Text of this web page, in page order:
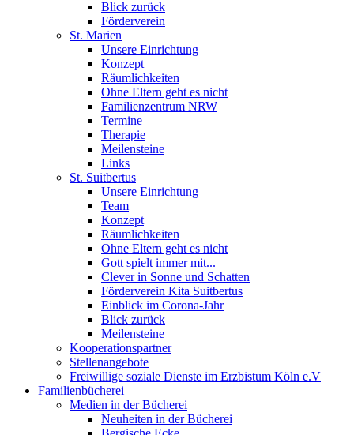
Blick zurück
Förderverein
St. Marien
Unsere Einrichtung
Konzept
Räumlichkeiten
Ohne Eltern geht es nicht
Familienzentrum NRW
Termine
Therapie
Meilensteine
Links
St. Suitbertus
Unsere Einrichtung
Team
Konzept
Räumlichkeiten
Ohne Eltern geht es nicht
Gott spielt immer mit...
Clever in Sonne und Schatten
Förderverein Kita Suitbertus
Einblick im Corona-Jahr
Blick zurück
Meilensteine
Kooperationspartner
Stellenangebote
Freiwillige soziale Dienste im Erzbistum Köln e.V
Familienbücherei
Medien in der Bücherei
Neuheiten in der Bücherei